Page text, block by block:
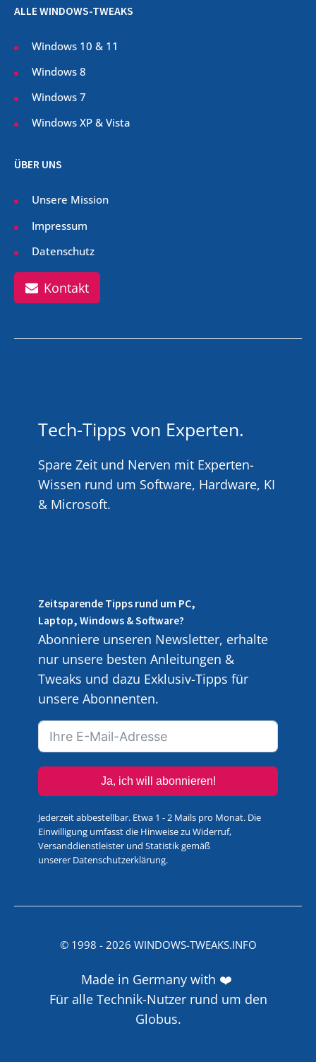
ALLE WINDOWS-TWEAKS
Windows 10 & 11
Windows 8
Windows 7
Windows XP & Vista
ÜBER UNS
Unsere Mission
Impressum
Datenschutz
Kontakt
Tech-Tipps von Experten.
Spare Zeit und Nerven mit Experten-
Wissen rund um Software, Hardware, KI
& Microsoft.
Zeitsparende Tipps rund um PC,
Laptop, Windows & Software?
Abonniere unseren Newsletter, erhalte
nur unsere besten Anleitungen &
Tweaks und dazu Exklusiv-Tipps für
unsere Abonnenten.
Ja, ich will abonnieren!
Jederzeit abbestellbar. Etwa 1 - 2 Mails pro Monat. Die
Einwilligung umfasst die Hinweise zu Widerruf,
Versanddienstleister und Statistik gemäß
unserer Datenschutzerklärung.
© 1998 - 2026 WINDOWS-TWEAKS.INFO
Made in Germany with ❤️
Für alle Technik-Nutzer rund um den
Globus.